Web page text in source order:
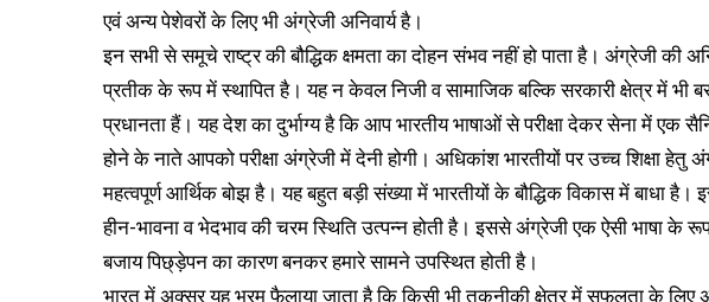
एवं अन्य पेशेवरों के लिए भी अंग्रेजी अनिवार्य है।
इन सभी से समूचे राष्ट्र की बौद्धिक क्षमता का दोहन संभव नहीं हो पाता है। अंग्रेजी की
प्रतीक के रूप में स्थापित है। यह न केवल निजी व सामाजिक बल्कि सरकारी क्षेत्र में भी
प्रधानता हैं। यह देश का दुर्भाग्य है कि आप भारतीय भाषाओं से परीक्षा देकर सेना में एक
होने के नाते आपको परीक्षा अंग्रेजी में देनी होगी। अधिकांश भारतीयों पर उच्च शिक्षा हेतु
महत्वपूर्ण आर्थिक बोझ है। यह बहुत बड़ी संख्या में भारतीयों के बौद्धिक विकास में बाधा
हीन-भावना व भेदभाव की चरम स्थिति उत्पन्न होती है। इससे अंग्रेजी एक ऐसी भाषा
बजाय पिछ्ड़ेपन का कारण बनकर हमारे सामने उपस्थित होती है।
भारत में अक्सर यह भ्रम फैलाया जाता है कि किसी भी तकनीकी क्षेत्र में सफलता के लिए